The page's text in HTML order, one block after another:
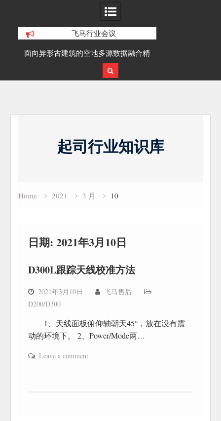
飞马行业会议
面向异形古建筑的空地多源数据融合精
细化三维重建研究
起司行业知识库
Home 2021 3 月 10
日期:2021年3月10日
D300L跟踪天线校准方法
2021年3月10日
飞马售后
D200/D300
1、天线面板俯仰轴朝天45°，放在没有震
动的环境下。 2、Power/Mode两…
Leave a comment